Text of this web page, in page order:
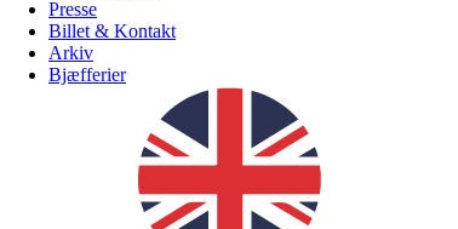
Presse
Billet & Kontakt
Arkiv
Bjæfferier